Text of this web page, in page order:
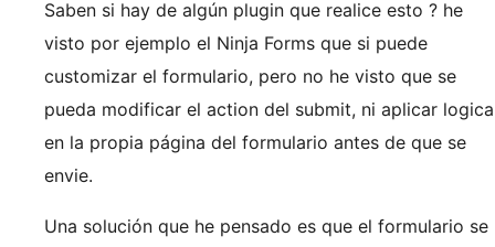
Saben si hay de algún plugin que realice esto ? he
visto por ejemplo el Ninja Forms que si puede
customizar el formulario, pero no he visto que se
pueda modificar el action del submit, ni aplicar logica
en la propia página del formulario antes de que se
envie.
Una solución que he pensado es que el formulario se